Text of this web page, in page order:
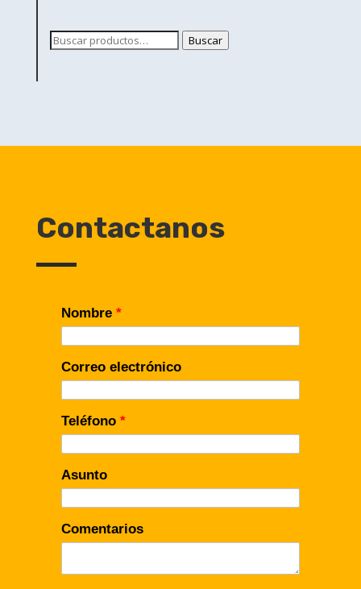
Buscar
Buscar
Contactanos
Nombre *
Correo electrónico
Teléfono *
Asunto
Comentarios